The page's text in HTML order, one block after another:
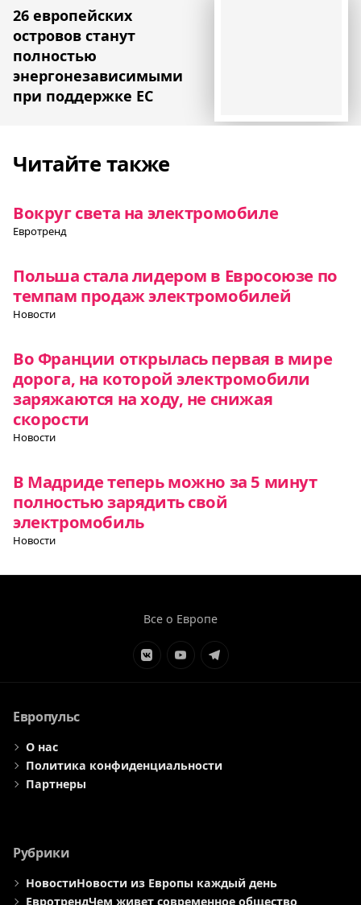
26 европейских
островов станут
полностью
энергонезависимыми
при поддержке ЕС
Читайте также
Вокруг света на электромобиле
Евротренд
Польша стала лидером в Евросоюзе по
темпам продаж электромобилей
Новости
Во Франции открылась первая в мире
дорога, на которой электромобили
заряжаются на ходу, не снижая
скорости
Новости
В Мадриде теперь можно за 5 минут
полностью зарядить свой
электромобиль
Новости
Все о Европе
ЭлементЭлементЭлемент
Европульс
О нас
Политика конфиденциальности
Партнеры
Рубрики
НовостиНовости из Европы каждый день
ЕвротрендЧем живет современное общество